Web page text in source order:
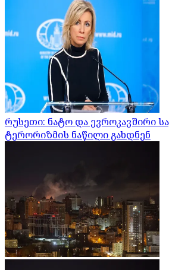
რუსეთი: ნატო და ევროკავშირი
ტერორიზმის ნაწილი გახდნენ